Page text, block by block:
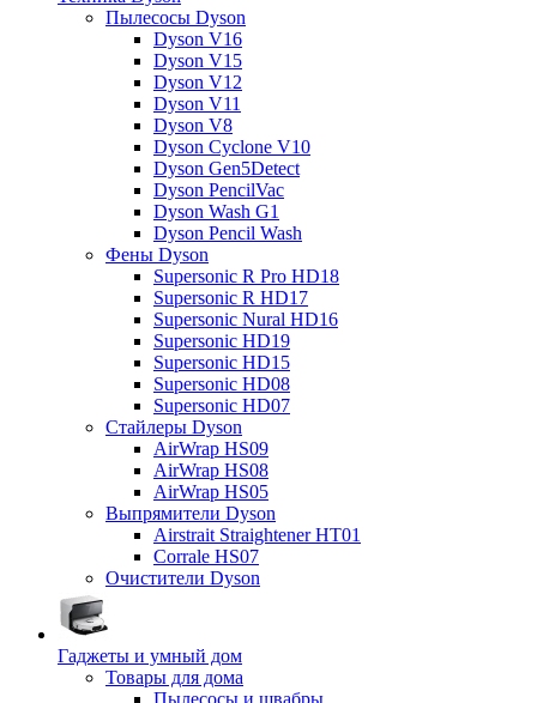
Пылесосы Dyson
Dyson V16
Dyson V15
Dyson V12
Dyson V11
Dyson V8
Dyson Cyclone V10
Dyson Gen5Detect
Dyson PencilVac
Dyson Wash G1
Dyson Pencil Wash
Фены Dyson
Supersonic R Pro HD18
Supersonic R HD17
Supersonic Nural HD16
Supersonic HD19
Supersonic HD15
Supersonic HD08
Supersonic HD07
Стайлеры Dyson
AirWrap HS09
AirWrap HS08
AirWrap HS05
Выпрямители Dyson
Airstrait Straightener HT01
Corrale HS07
Очистители Dyson
Гаджеты и умный дом
Товары для дома
Пылесосы и швабры